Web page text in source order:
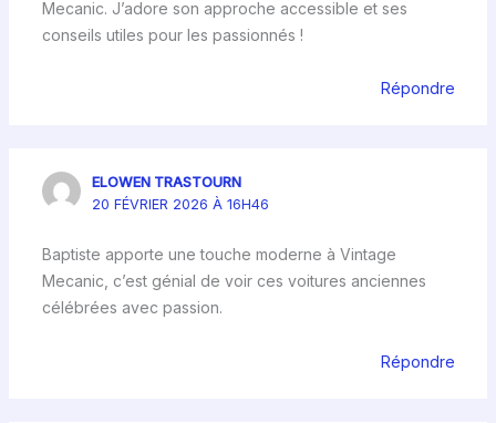
Mecanic. J’adore son approche accessible et ses
conseils utiles pour les passionnés !
Répondre
ELOWEN TRASTOURN
20 FÉVRIER 2026 À 16H46
Baptiste apporte une touche moderne à Vintage
Mecanic, c’est génial de voir ces voitures anciennes
célébrées avec passion.
Répondre